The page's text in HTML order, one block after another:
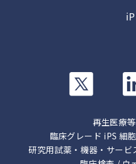
カ
リ
ン
ク
再生医療
臨床グレード iPS 細
研究用試薬・機器・サービ